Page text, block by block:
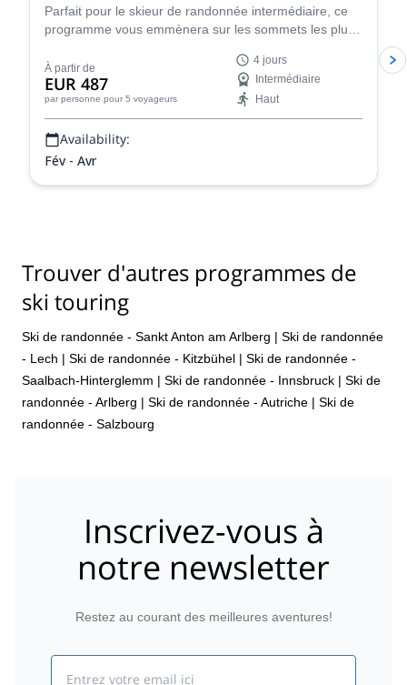
Parfait pour le skieur de randonnée intermédiaire, ce
programme vous emmènera sur les sommets les plus
IFMGA.
À partir de
EUR 487
par personne pour 5 voyageurs
4 jours
Intermédiaire
Haut
Availability:
Fév - Avr
Trouver d'autres programmes de
ski touring
Ski de randonnée - Sankt Anton am Arlberg | Ski de randonnée
- Lech | Ski de randonnée - Kitzbühel | Ski de randonnée -
Saalbach-Hinterglemm | Ski de randonnée - Innsbruck | Ski de
randonnée - Arlberg | Ski de randonnée - Autriche | Ski de
randonnée - Salzbourg
Inscrivez-vous à
notre newsletter
Restez au courant des meilleures aventures!